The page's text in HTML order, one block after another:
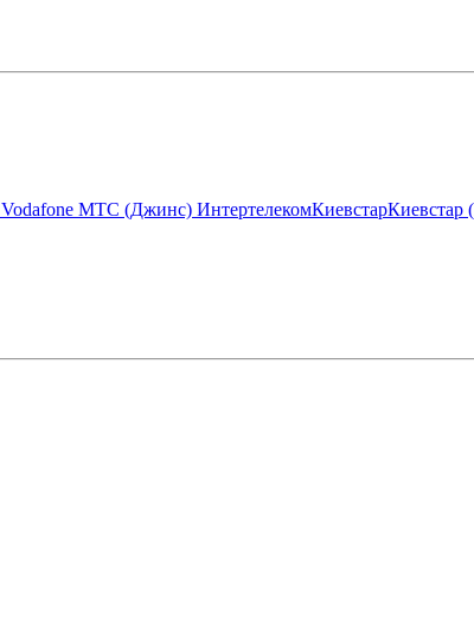
Vodafone МТС (Джинс) ИнтертелекомКиевстарКиевстар